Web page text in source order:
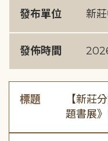
發布單位 新
發佈時間
標題
【新莊
題書展